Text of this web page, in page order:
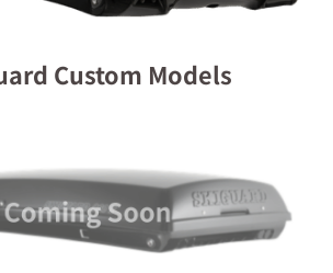
Custom Models